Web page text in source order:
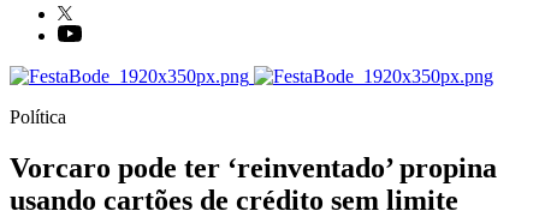
Política
Vorcaro pode ter ‘reinventado’ propina
usando cartões de crédito sem limite